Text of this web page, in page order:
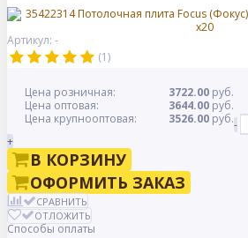
Артикул: -
(1)
Цена розничная: 3722.00 руб.
Цена оптовая:
3644.00 руб.
Цена крупнооптовая:
3526.00 руб.-
+
В КОРЗИНУ
ОФОРМИТЬ ЗАКАЗ
СРАВНИТЬ
ОТЛОЖИТЬ
Способы оплаты